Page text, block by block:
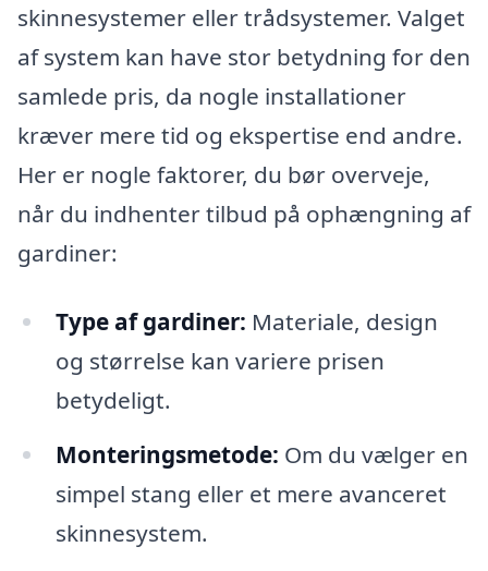
skinnesystemer eller trådsystemer. Valget
af system kan have stor betydning for den
samlede pris, da nogle installationer
kræver mere tid og ekspertise end andre.
Her er nogle faktorer, du bør overveje,
når du indhenter tilbud på ophængning af
gardiner:
Type af gardiner: Materiale, design
og størrelse kan variere prisen
betydeligt.
Monteringsmetode: Om du vælger en
simpel stang eller et mere avanceret
skinnesystem.